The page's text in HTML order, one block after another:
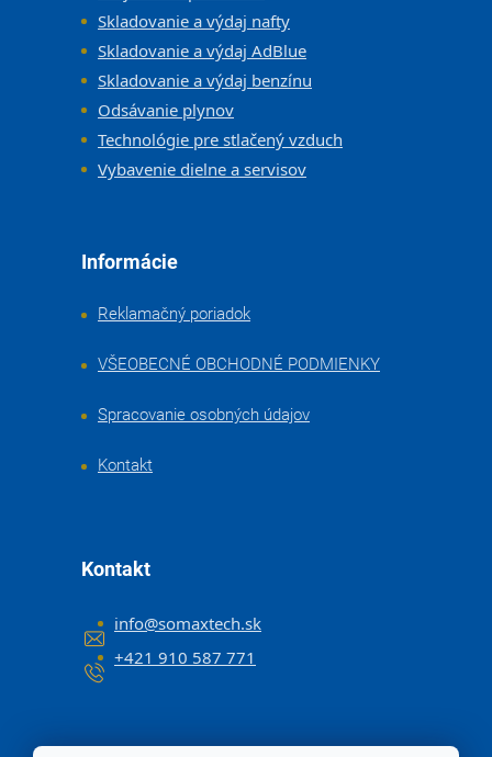
Skladovanie a výdaj nafty
Skladovanie a výdaj AdBlue
Skladovanie a výdaj benzínu
Odsávanie plynov
Technológie pre stlačený vzduch
Vybavenie dielne a servisov
Informácie
Reklamačný poriadok
VŠEOBECNÉ OBCHODNÉ PODMIENKY
Spracovanie osobných údajov
Kontakt
Kontakt
info@somaxtech.sk
+421 910 587 771